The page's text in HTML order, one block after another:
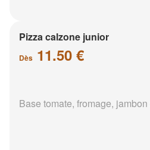
Pizza calzone junior
Dès 11.50 €
Base tomate, fromage,